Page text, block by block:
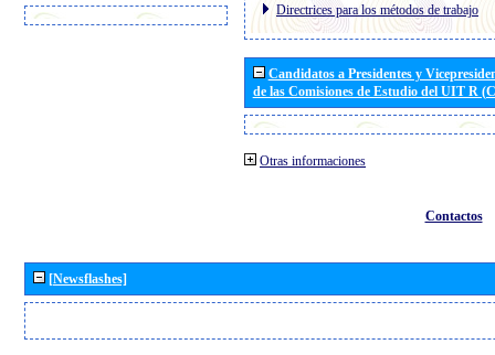
Directrices para los métodos de trabajo
Candidatos a Presidentes y
de las Comisiones de Estudio del UIT R
Otras informaciones
Contactos
[Newsflashes]